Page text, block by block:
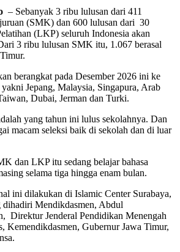
– Sebanyak 3 ribu lulusan dari 411
(SMK) dan 600 lulusan dari 30
(LKP) seluruh Indonesia akan
3 ribu lulusan SMK itu, 1.067 berasal
berangkat pada Desember 2026 ini ke
Jepang, Malaysia, Singapura, Arab
Dubai, Jerman dan Turki.
yang tahun ini lulus sekolahnya. Dan
macam seleksi baik di sekolah dan di luar
dan LKP itu sedang belajar bahasa
selama tiga hingga enam bulan.
ini dilakukan di Islamic Center Surabaya,
Mendikdasmen, Abdul
Direktur Jenderal Pendidikan Menengah
Kemendikdasmen, Gubernur Jawa Timur,